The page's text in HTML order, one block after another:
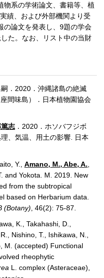
物系の学術論文、書籍等、植
績、および外部機関より受
の論文を発表し、9題の学会
た。なお、リスト中の当財
嗣．2020．沖縄諸島の絶滅
間味島）．日本植物園協会
志 ．2020．ホソバフジボ
、気温、用土の影響. 日本
Y., Amano, M., Abe, A.
and Yokota. M. 2019. New
from the subtropical
based on Herbarium data.
(Botany) , 46(2): 75-87.
K., Takahashi, D.,
Nishino, T., Ishikawa, N.,
M. (accepted) Functional
rheophytic
L. complex (Asteraceae),